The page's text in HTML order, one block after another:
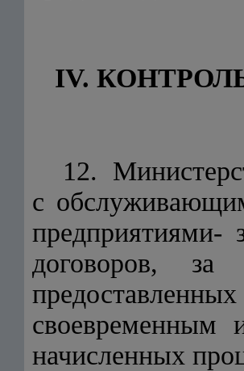
IV.
12.
с
договоров, за
своевременным
начисленных